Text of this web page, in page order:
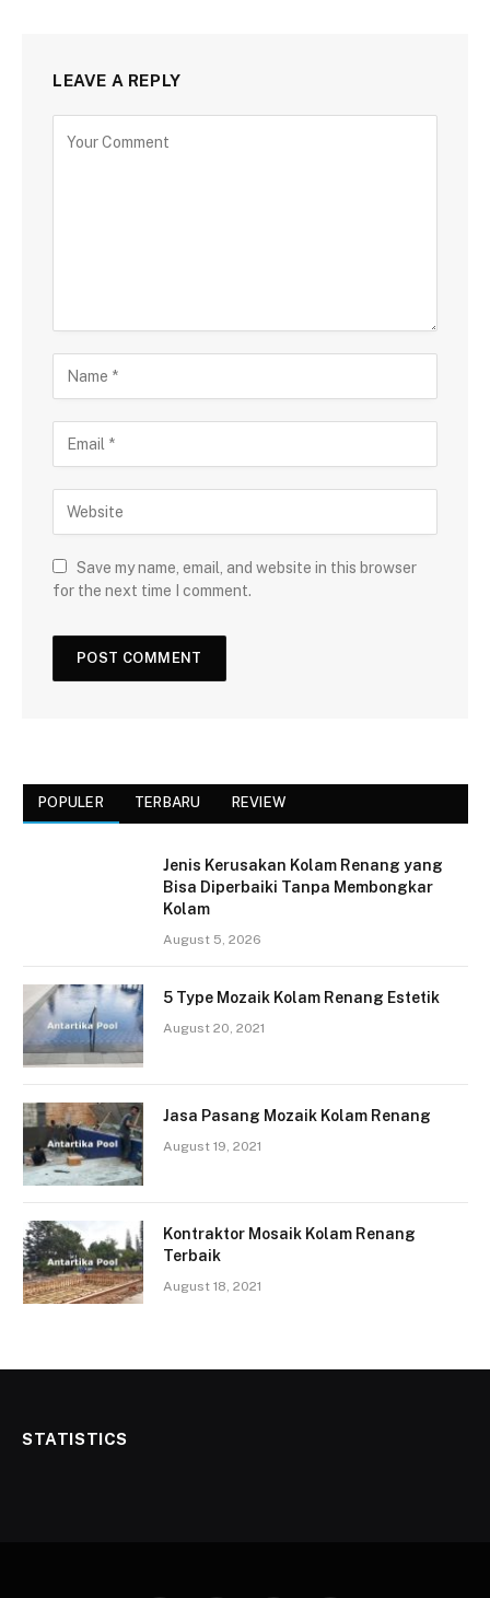
LEAVE A REPLY
Save my name, email, and website in this browser
for the next time I comment.
POPULER TERBARU REVIEW
Jenis Kerusakan Kolam Renang yang
Bisa Diperbaiki Tanpa Membongkar
Kolam
August 5, 2026
5 Type Mozaik Kolam Renang Estetik
August 20, 2021
Jasa Pasang Mozaik Kolam Renang
August 19, 2021
Kontraktor Mosaik Kolam Renang
Terbaik
August 18, 2021
STATISTICS